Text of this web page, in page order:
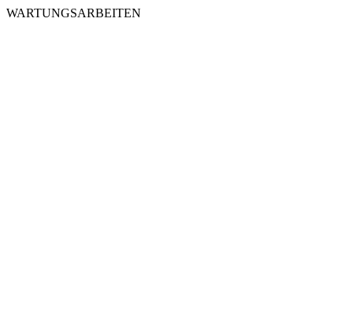
WARTUNGSARBEITEN